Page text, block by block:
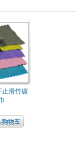
止滑竹碳